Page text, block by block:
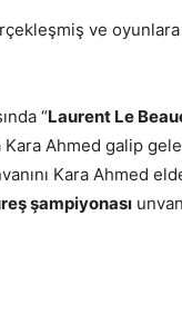
ve
“Laurent Le
Kara Ahmed galip
Kara Ahmed
şampiyonası